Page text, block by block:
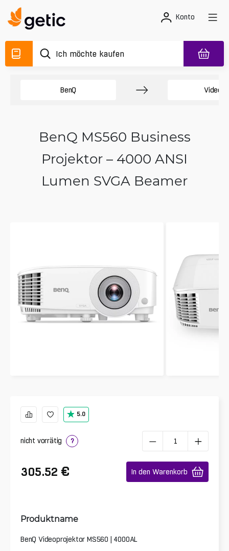
Konto
BenQ
BenQ MS560 Business
Projektor – 4000 ANSI
Lumen SVGA Beamer
5.0
nicht vorrätig ?
305.52 € In den Warenkorb
Produktname
BenQ Videoprojektor MS560 | 4000AL